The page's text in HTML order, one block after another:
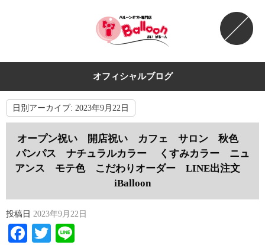
オフィシャルブログ
日別アーカイブ: 2023年9月22日
オープン祝い 開店祝い カフェ サロン 秋色
パンパス ナチュラルカラー くすみカラー ニュ
アンス モテ色 こだわりオーダー LINE出注文
iBalloon
投稿日 2023年9月22日
Facebook
Twitter